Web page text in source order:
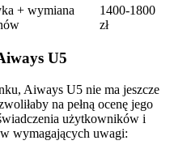
+ wymiana
1400-1800
zł
U5
Aiways U5 nie ma jeszcze
na pełną ocenę jego
użytkowników i
wymagających uwagi: